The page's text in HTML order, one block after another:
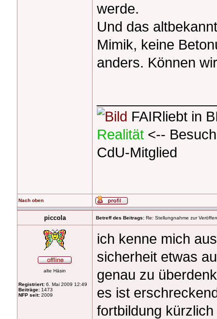
werde.
Und das
Mimik, keine
anders. Können
FAIRliebt in
Realität <--
CdU-Mitglied
Nach oben
piccola Betreff des Beitrags: Re: Stellungnahme zur
alte Häsin
Registriert: 6. Mai 2009 12:49
Beiträge: 1473
NFP seit: 2009
ich kenne mich
sicherheit etwas
genau zu
es ist
fortbildung